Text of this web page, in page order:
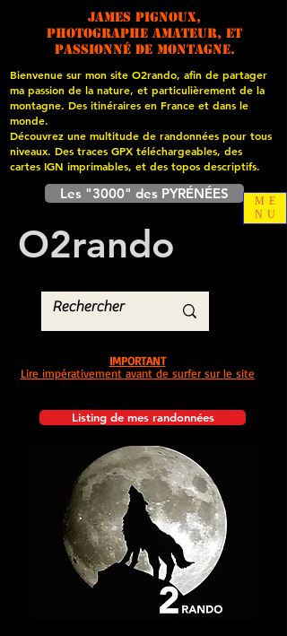
James PIGNOUX,
photographe amateur, et
passionné de montagne.
Bienvenue sur mon site O2rando, afin de partager
ma passion de la nature, et particulièrement de la
montagne. Des itinéraires en France et dans le
monde.
Découvrez une multitude de randonnées pour tous
niveaux. Des traces GPX téléchargeables, des
cartes IGN imprimables, et des topos descriptifs.
Les "3000" des PYRÉNÉES
O2rando
Listing de mes randonnées
IMPORTANT
Lire impérativement avant de surfer sur le site
ME
NU